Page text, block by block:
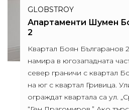
GLOBSTROY
Апартаменти Шумен
2
Квартал Боян Българанов
намира в югозападната
север граничи с квартал
на юг с квартал Гривица.
ограждат квартала са ул.